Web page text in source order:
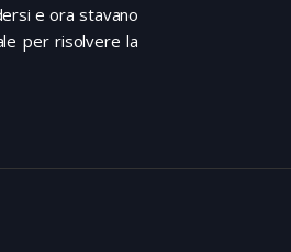
e ora stavano
per risolvere la